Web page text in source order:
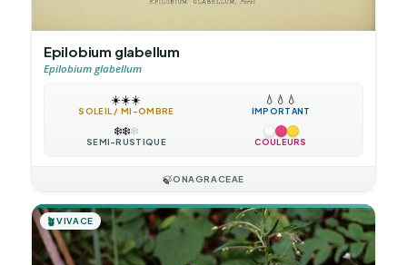
Epilobium glabellum
Epilobium glabellum
☀️☀️☀️
SOLEIL / MI-OMBRE
💧 💧 💧
IMPORTANT
❄️❄️❄️
SEMI-RUSTIQUE COULEURS
🍃ONAGRACEAE
🪴VIVACE